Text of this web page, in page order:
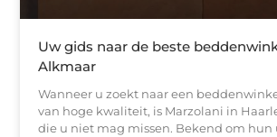
Uw gids naar de beste
Alkmaar
Wanneer u zoekt naar een
van hoge kwaliteit, is Marzolani in
die u niet mag missen. Bekend om